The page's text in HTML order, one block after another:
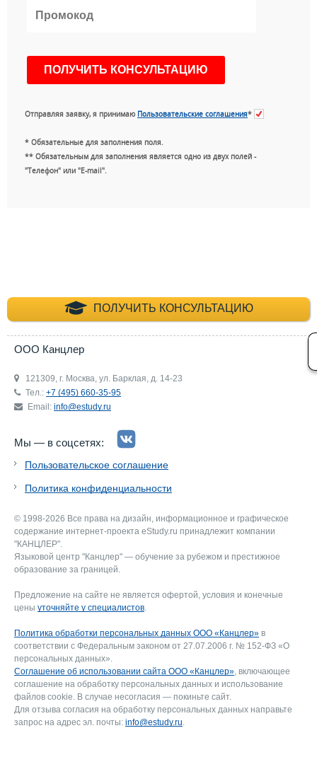
Отправляя заявку, я принимаю Пользовательские соглашения*
* Обязательные для заполнения поля.
** Обязательным для заполнения является одно из двух полей -
"Телефон" или "E-mail".
ПОЛУЧИТЬ КОНСУЛЬТАЦИЮ
+7 (495) 660-35-
ООО Канцлер
121309, г. Москва, ул. Барклая, д. 14-23
Тел.: +7 (495) 660-35-95
Email: info@estudy.ru
Мы — в соцсетях:
Пользовательское соглашение
Политика конфиденциальности
© 1998-2026 Все права на дизайн, информационное и графическое
содержание интернет-проекта eStudy.ru принадлежит компании
"КАНЦЛЕР".
Языковой центр "Канцлер" — обучение за рубежом и престижное
образование за границей.
Предложение на сайте не является офертой, условия и конечные
цены уточняйте у специалистов
Политика обработки персональных данных ООО «Канцлер» в
соответствии с Федеральным законом от 27.07.2006 г. № 152-ФЗ «О
персональных данных».
Соглашение об использовании сайта ООО «Канцлер» , включающее
соглашение на обработку персональных данных и использование
файлов cookie. В случае несогласия — покиньте сайт.
Для отзыва согласия на обработку персональных данных направьте
запрос на адрес эл. почты: info@estudy.ru